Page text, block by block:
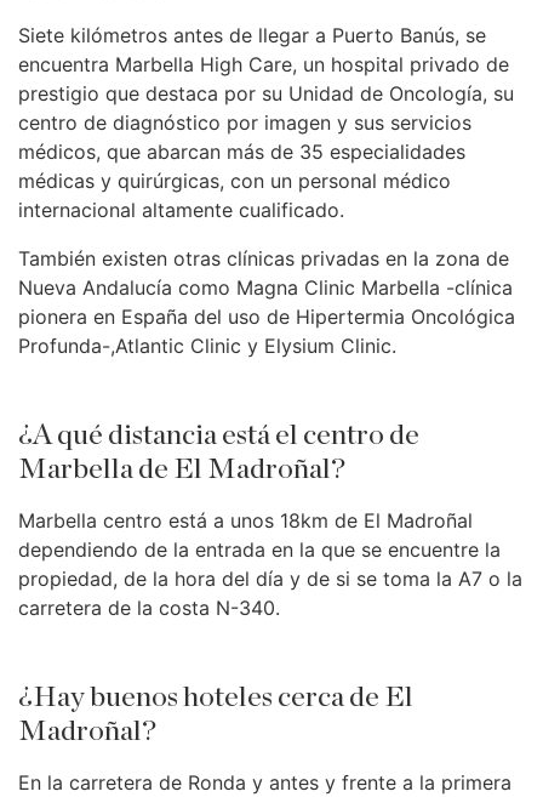
Siete kilómetros antes de llegar a Puerto Banús, se
encuentra Marbella High Care, un hospital privado de
prestigio que destaca por su Unidad de Oncología, su
centro de diagnóstico por imagen y sus servicios
médicos, que abarcan más de 35 especialidades
médicas y quirúrgicas, con un personal médico
internacional altamente cualificado.
También existen otras clínicas privadas en la zona de
Nueva Andalucía como Magna Clinic Marbella -clínica
pionera en España del uso de Hipertermia Oncológica
Profunda-,Atlantic Clinic y Elysium Clinic.
¿A qué distancia está el centro de
Marbella de El Madroñal?
Marbella centro está a unos 18km de El Madroñal
dependiendo de la entrada en la que se encuentre la
propiedad, de la hora del día y de si se toma la A7 o la
carretera de la costa N-340.
¿Hay buenos hoteles cerca de El
Madroñal?
En la carretera de Ronda y antes y frente a la primera